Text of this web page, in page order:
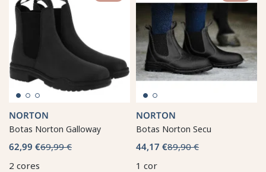
NORTON
Botas Norton Galloway
62,99 €69,99 €
2 cores
NORTON
Botas Norton Secu
44,17 €89,90 €
1 cor